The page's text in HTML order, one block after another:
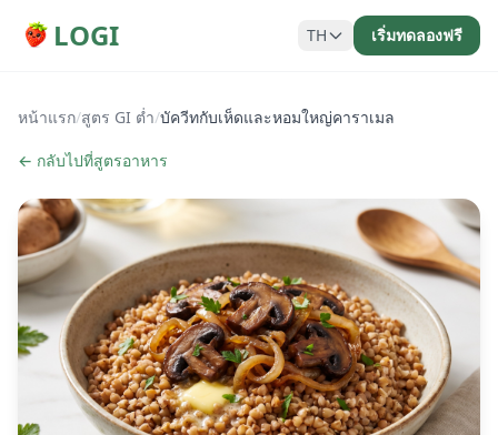
LOGI TH เริ่มทดลองฟรี
หน้าแรก/สูตร GI ต่ำ/บัควีทกับเห็ดและหอมใหญ่คาราเมล
← กลับไปที่สูตรอาหาร